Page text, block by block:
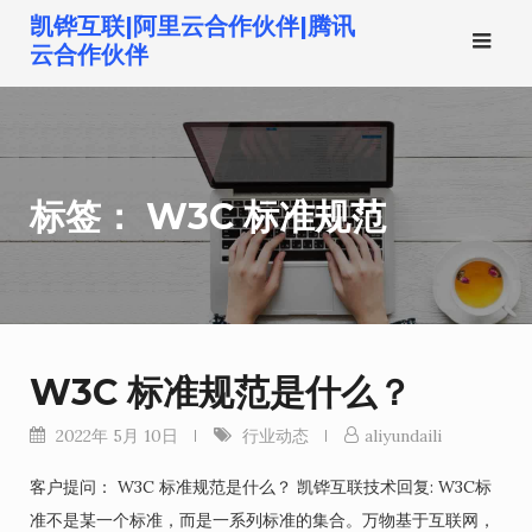
到
凯铧互联|阿里云合作伙伴|腾讯
云合作伙伴
标签： W3C 标准规范
W3C 标准规范是什么？
2022年 5月 10日 行业动态 aliyundaili
客户提问： W3C 标准规范是什么？ 凯铧互联技术回复: W3C标
准不是某一个标准，而是一系列标准的集合。万物基于互联网，